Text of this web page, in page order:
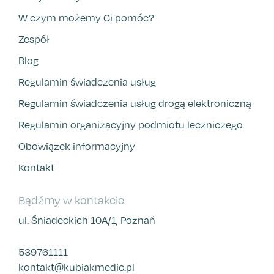
W czym możemy Ci pomóc?
Zespół
Blog
Regulamin świadczenia usług
Regulamin świadczenia usług drogą elektroniczną
Regulamin organizacyjny podmiotu leczniczego
Obowiązek informacyjny
Kontakt
Bądźmy w kontakcie
ul. Śniadeckich 10A/1, Poznań
539761111
kontakt@kubiakmedic.pl